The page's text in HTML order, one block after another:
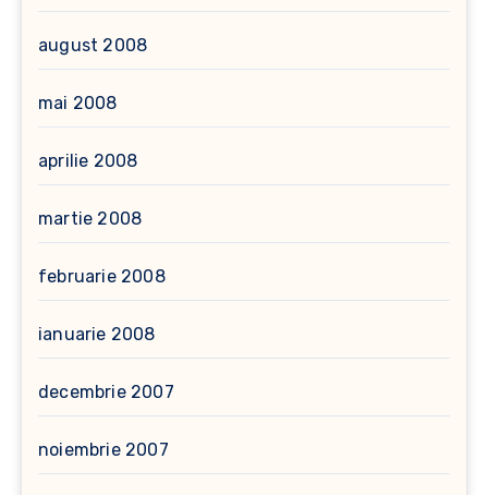
august 2008
mai 2008
aprilie 2008
martie 2008
februarie 2008
ianuarie 2008
decembrie 2007
noiembrie 2007